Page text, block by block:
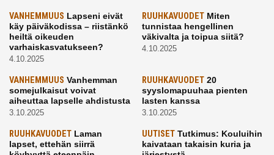
VANHEMMUUS Lapseni eivät
käy päiväkodissa – riistänkö
heiltä oikeuden
varhaiskasvatukseen?
4.10.2025
RUUHKAVUODETMiten
tunnistaa hengellinen
väkivalta ja toipua siitä?
4.10.2025
VANHEMMUUS Vanhemman
somejulkaisut voivat
aiheuttaa lapselle ahdistusta
3.10.2025
RUUHKAVUODET20
syyslomapuuhaa pienten
lasten kanssa
3.10.2025
RUUHKAVUODET Laman
lapset, ettehän siirrä
UUTISETTutkimus: Kouluihin
kaivataan takaisin kuria ja